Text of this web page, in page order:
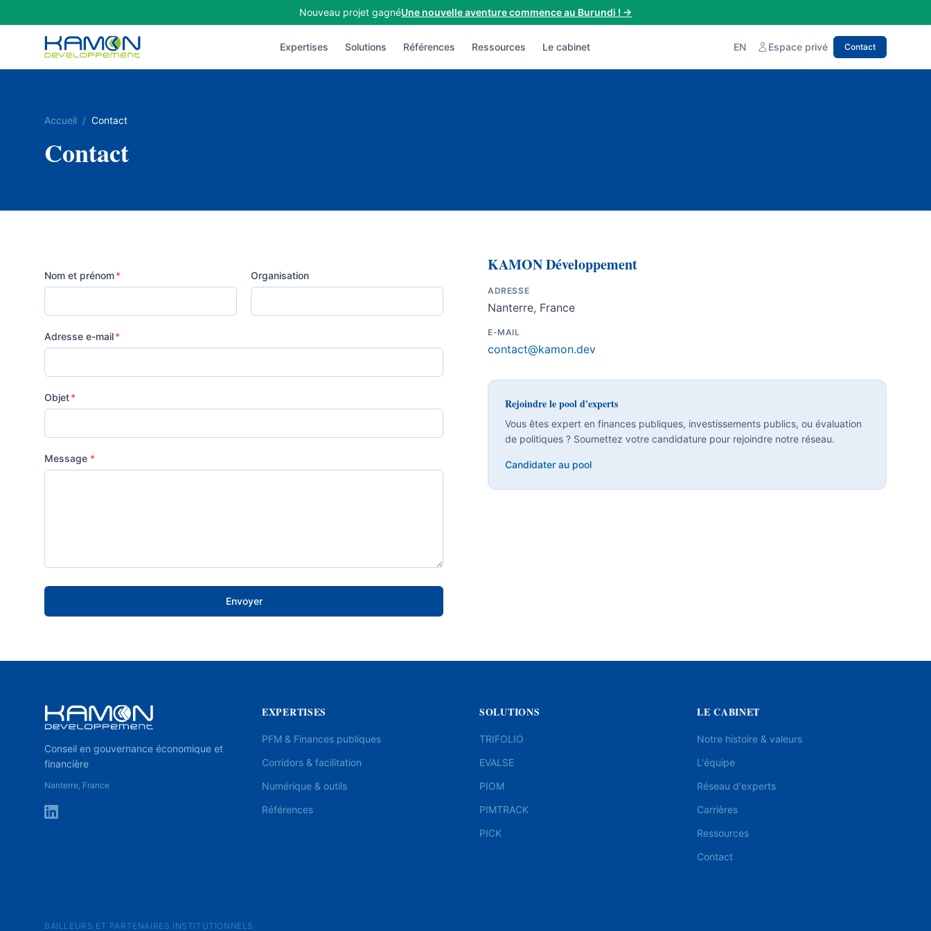
Nouveau projet gagnéUne nouvelle aventure commence au Burundi ! →
Expertises Solutions Références Ressources Le cabinet EN Espace privé Contact
Accueil / Contact
Contact
Nom et prénom* Organisation
Adresse e-mail*
Objet*
Message *
Envoyer
KAMON Développement
ADRESSE
Nanterre, France
E-MAIL
contact@kamon.dev
Rejoindre le pool d'experts
Vous êtes expert en finances publiques, investissements publics, ou évaluation
de politiques ? Soumettez votre candidature pour rejoindre notre réseau.
Candidater au pool
Conseil en gouvernance économique et
financière
Nanterre, France
EXPERTISES
PFM & Finances publiques
Corridors & facilitation
Numérique & outils
Références
SOLUTIONS
TRIFOLIO
EVALSE
PIOM
PIMTRACK
PICK
LE CABINET
Notre histoire & valeurs
L'équipe
Réseau d'experts
Carrières
Ressources
Contact
BAILLEURS ET PARTENAIRES INSTITUTIONNELS